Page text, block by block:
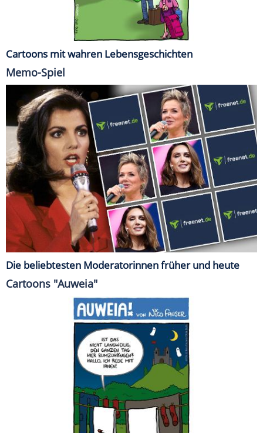
Cartoons mit wahren Lebensgeschichten
Memo-Spiel
Die beliebtesten Moderatorinnen früher und heute
Cartoons "Auweia"